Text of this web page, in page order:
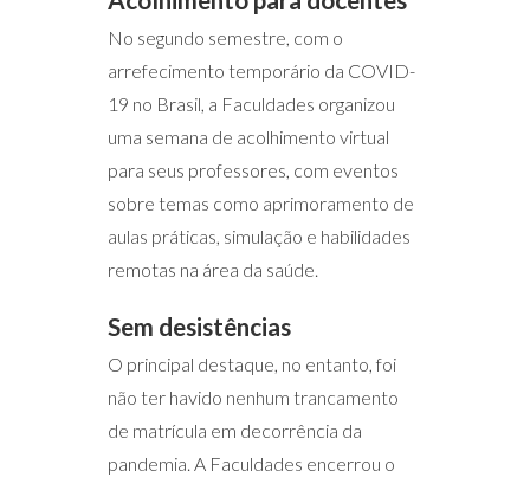
No segundo semestre, com o
arrefecimento temporário da COVID-
19 no Brasil, a Faculdades organizou
uma semana de acolhimento virtual
para seus professores, com eventos
sobre temas como aprimoramento de
aulas práticas, simulação e habilidades
remotas na área da saúde.
Sem desistências
O principal destaque, no entanto, foi
não ter havido nenhum trancamento
de matrícula em decorrência da
pandemia. A Faculdades encerrou o